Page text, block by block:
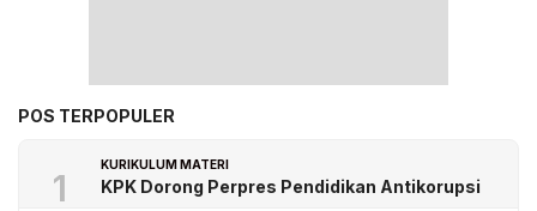
POS TERPOPULER
1
KURIKULUM MATERI
KPK Dorong Perpres Pendidikan Antikorupsi